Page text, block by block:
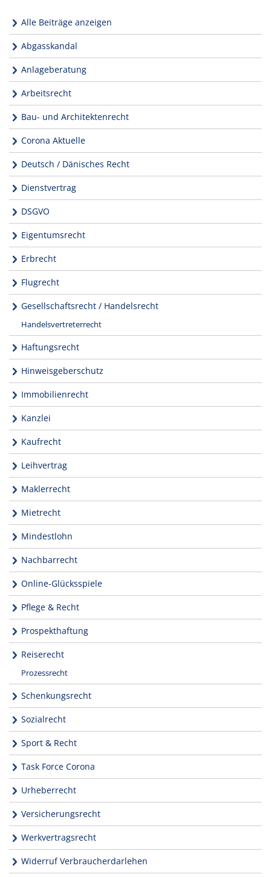
Alle Beiträge anzeigen
Abgasskandal
Anlageberatung
Arbeitsrecht
Bau- und Architektenrecht
Corona Aktuelle
Deutsch / Dänisches Recht
Dienstvertrag
DSGVO
Eigentumsrecht
Erbrecht
Flugrecht
Gesellschaftsrecht / Handelsrecht
Handelsvertreterrecht
Haftungsrecht
Hinweisgeberschutz
Immobilienrecht
Kanzlei
Kaufrecht
Leihvertrag
Maklerrecht
Mietrecht
Mindestlohn
Nachbarrecht
Online-Glücksspiele
Pflege & Recht
Prospekthaftung
Reiserecht
Prozessrecht
Schenkungsrecht
Sozialrecht
Sport & Recht
Task Force Corona
Urheberrecht
Versicherungsrecht
Werkvertragsrecht
Widerruf Verbraucherdarlehen